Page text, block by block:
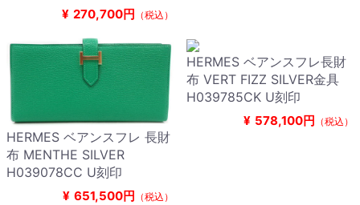
¥ 270,700円 （税込）
HERMES ベアンスフレ 長財
布 MENTHE SILVER
H039078CC U刻印
¥ 651,500円 （税込）
HERMES ベアンスフレ長財
布 VERT FIZZ SILVER金具
H039785CK U刻印
¥ 578,100円 （税込）